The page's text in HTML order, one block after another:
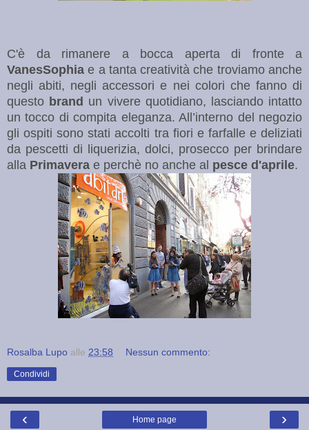
C'è da rimanere a bocca aperta di fronte a
VanesSophia e a tanta creatività che troviamo anche
negli abiti, negli accessori e nei colori che fanno di
questo brand un vivere quotidiano, lasciando intatto
un tocco di compita eleganza. All’interno del negozio
gli ospiti sono stati accolti tra fiori e farfalle e deliziati
da pescetti di liquerizia, dolci, prosecco per brindare
alla Primavera e perchè no anche al pesce d'aprile.
Rosalba Lupo alle 23:58 Nessun commento:
Condividi
‹ ›
Home page